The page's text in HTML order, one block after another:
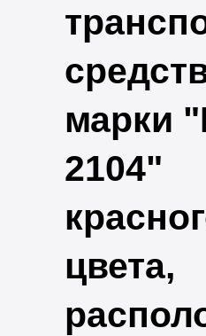
марки
2104"
цвета,